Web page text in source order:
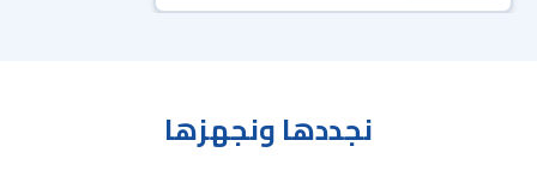
نجددها ونجهزها